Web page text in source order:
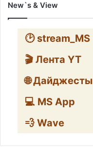
New`s & View
🕑 stream_MS
🎬 Лента YT
🌐 Дайджесты
💻 MS App
💨 Wave